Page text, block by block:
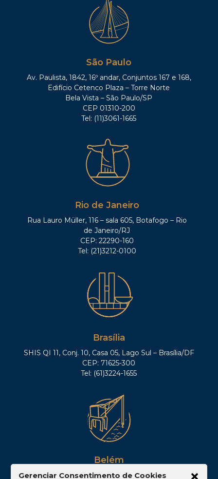
São Paulo
Av. Paulista, 1842, 16º andar, Conjuntos 167 e 168,
Edifício Cetenco Plaza – Torre Norte
Bela Vista – São Paulo/SP
CEP 01310-200
Tel: (11)3061-1665
Rio de Janeiro
Rua Lauro Müller, 116 – sala 605, Botafogo – Rio
de Janeiro/RJ
CEP: 22290-160
Tel: (21)3212-0100
Brasília
SHIS QI 11, Conj. 10, Casa 05, Lago Sul – Brasília/DF
CEP: 71625-300
Tel: (61)3224-1655
Belém
Av. Visconde de Souza Franco, 05, Sala 2102 –
Gerenciar Consentimento de Cookies